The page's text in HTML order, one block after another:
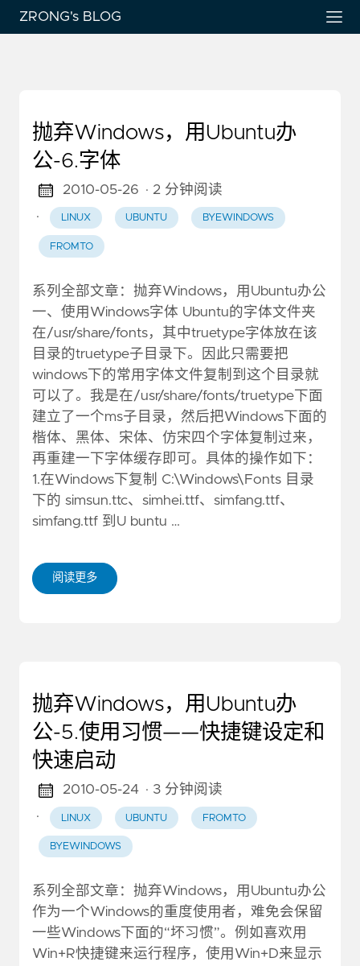
ZRONG's BLOG
抛弃Windows，用Ubuntu办
公-6.字体
2010-05-26 · 2 分钟阅读
·
LINUX UBUNTU BYEWINDOWS
FROMTO
系列全部文章：抛弃Windows，用Ubuntu办公
一、使用Windows字体 Ubuntu的字体文件夹
在/usr/share/fonts，其中truetype字体放在该
目录的truetype子目录下。因此只需要把
windows下的常用字体文件复制到这个目录就
可以了。我是在/usr/share/fonts/truetype下面
建立了一个ms子目录，然后把Windows下面的
楷体、黑体、宋体、仿宋四个字体复制过来，
再重建一下字体缓存即可。具体的操作如下：
1.在Windows下复制 C:\Windows\Fonts 目录
下的 simsun.ttc、simhei.ttf、simfang.ttf、
simfang.ttf 到U buntu …
阅读更多
抛弃Windows，用Ubuntu办
公-5.使用习惯——快捷键设定和
快速启动
2010-05-24 · 3 分钟阅读
·
LINUX UBUNTU FROMTO
BYEWINDOWS
系列全部文章：抛弃Windows，用Ubuntu办公
作为一个Windows的重度使用者，难免会保留
一些Windows下面的“坏习惯”。例如喜欢用
Win+R快捷键来运行程序，使用Win+D来显示